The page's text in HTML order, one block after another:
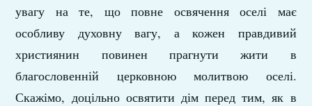
увагу на те, що повне освячення оселі має
особливу духовну вагу, а кожен правдивий
християнин повинен прагнути жити в
благословенній церковною молитвою оселі.
Скажімо, доцільно освятити дім перед тим, як в